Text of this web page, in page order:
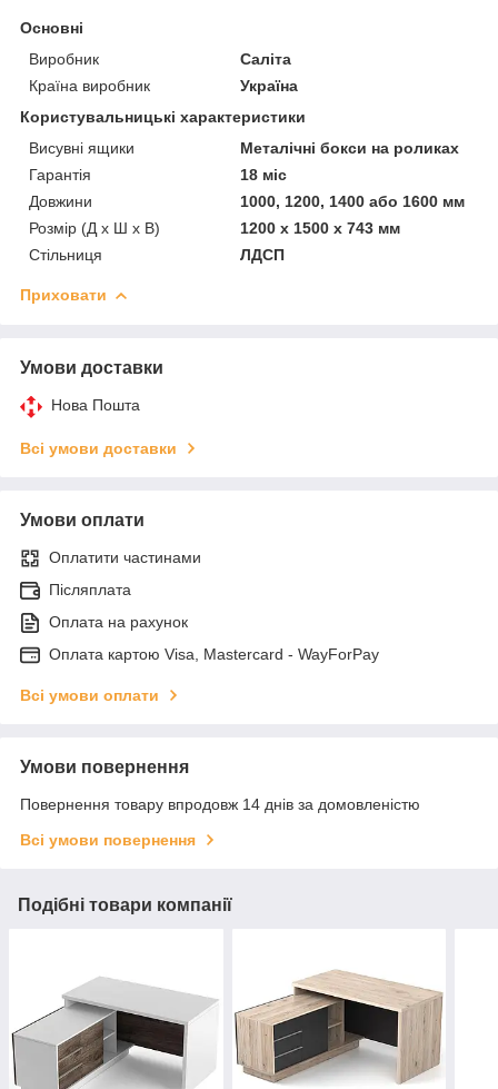
Основні
Виробник
Саліта
Країна виробник
Україна
Користувальницькі характеристики
Висувні ящики
Металічні бокси на роликах
Гарантія
18 міс
Довжини
1000, 1200, 1400 або 1600 мм
Розмір (Д x Ш x В)
1200 x 1500 x 743 мм
Стільниця
ЛДСП
Приховати
Умови доставки
Нова Пошта
Всі умови доставки
Умови оплати
Оплатити частинами
Післяплата
Оплата на рахунок
Оплата картою Visa, Mastercard - WayForPay
Всі умови оплати
Умови повернення
Повернення товару впродовж 14 днів за домовленістю
Всі умови повернення
Подібні товари компанії